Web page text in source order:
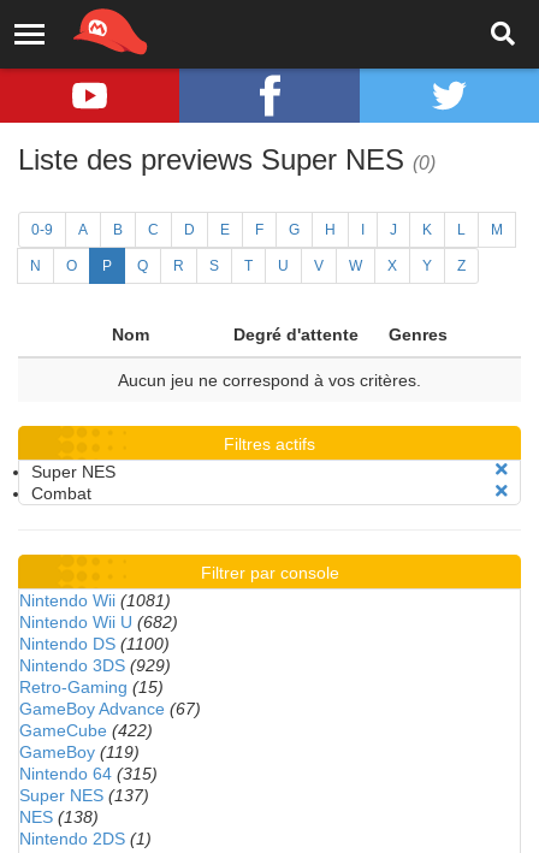
Liste des previews Super NES (0)
0-9 A B C D E F G H J K L M
N O P Q R S T U V W X Y Z
Nom Degré d'attente Genres
Aucun jeu ne correspond à vos critères.
Filtres actifs
Super NES
Combat
Filtrer par console
Nintendo Wii (1081)
Nintendo Wii U (682)
Nintendo DS (1100)
Nintendo 3DS (929)
Retro-Gaming (15)
GameBoy Advance (67)
GameCube (422)
GameBoy (119)
Nintendo 64 (315)
Super NES (137)
NES (138)
Nintendo 2DS (1)